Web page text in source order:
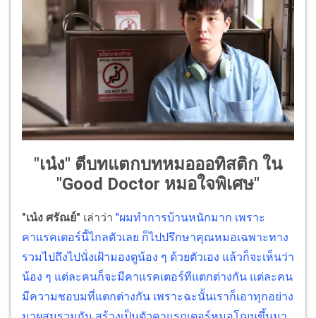
"เน๋ง" ตีบทแตกบทหมอออทิสติก ใน
"Good Doctor หมอใจพิเศษ"
"เน๋ง ศรัณย์" เล่าว่า "ผมทำการบ้านหนักมาก เพราะ
คาแรคเตอร์นี้ไกลตัวเลย ก็ไปปรึกษาคุณหมอเฉพาะทาง
รวมไปถึงไปนั่งเฝ้ามองดูน้อง ๆ ด้วยตัวเอง แล้วก็จะเห็นว่า
น้อง ๆ แต่ละคนก็จะมีคาแรคเตอร์ทีแตกต่างกัน แต่ละคน
มีความชอบมที่แตกต่างกัน เพราะฉะนั้นเราก็เอาทุกอย่าง